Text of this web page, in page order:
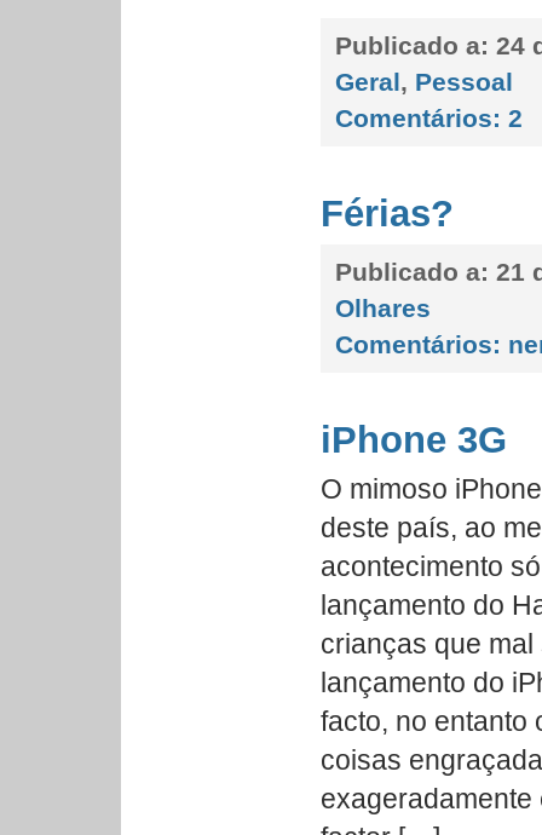
Publicado a: 24
Geral, Pessoal
Comentários: 2
Férias?
Publicado a: 21
Olhares
Comentários:
iPhone 3G
O mimoso
deste país, ao
acontecimento
lançamento do
crianças que
lançamento do
facto, no entanto
coisas